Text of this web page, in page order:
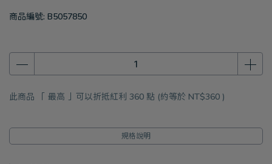
商品編號: B5057850
此商品 「 最高 」可以折抵紅利 360 點 (約等於 NT$360 )
規格說明